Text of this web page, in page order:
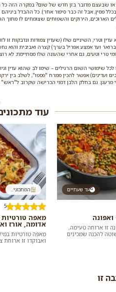
או שבעצם מדובר בזן חדש של שום? במקרה הזה
מסין, אבל זה כבר סיפור אחר). כל ההבדל
הארוכים, הירוקים והשטוחים שצומחים לו
וטרי, השיניים שלו (שעדין צמודות ונדבקות זו
ועד אמצע אפריל בערך) קצרה ואביבית והוא
טרי וטעים, גם אחרי שהעונה שלו מסתיימת. לא
שימושי השום הרגילים – שימו לב שהוא עדין
ועדינים) אפשר להכין ממרח "פסטו", לשלב בין
מרענן. גם בחלק הלבן דמוי הכרישה שקרוב
עוד
עד שעתיים
זו ארוחה טעימה,
להכנה שמכינים
המתכוני...
5
מאפה טורטיות
אדומה, אורז
מאפה טורטיות
ואבוקדו זו
זו